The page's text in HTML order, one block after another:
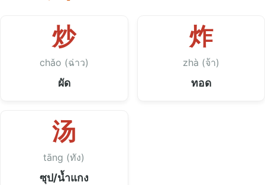
炒
chǎo (ฉ่าว)
ผัด
炸
zhà (จ้า)
ทอด
汤
tāng (ทัง)
ซุป/น้ำแกง